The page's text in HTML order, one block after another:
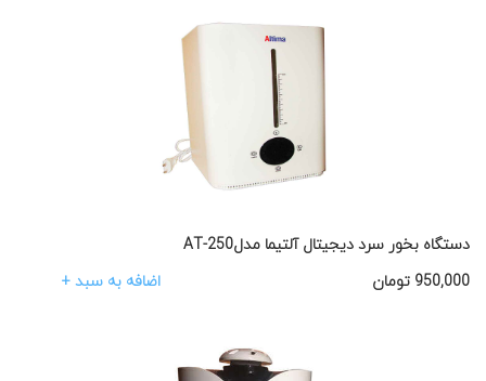
دستگاه بخور سرد دیجیتال آلتیما مدلAT-250
950,000 تومان اضافه به سبد +